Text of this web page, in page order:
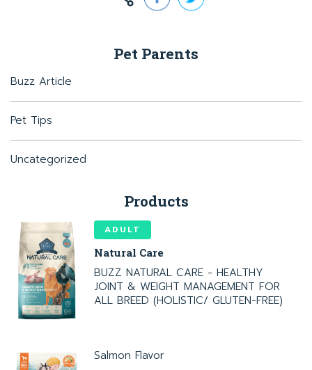
Pet Parents
Buzz Article
Pet Tips
Uncategorized
Products
ADULT
Natural Care
BUZZ NATURAL CARE - HEALTHY
JOINT & WEIGHT MANAGEMENT FOR
ALL BREED (HOLISTIC/ GLUTEN-FREE)
Salmon Flavor